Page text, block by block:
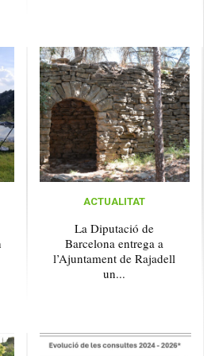
ACTUALITAT
La Diputació de
Barcelona entrega a
l’Ajuntament de Rajadell
un...